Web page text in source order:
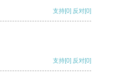
支持[0] 反对[0]
支持[0] 反对[0]